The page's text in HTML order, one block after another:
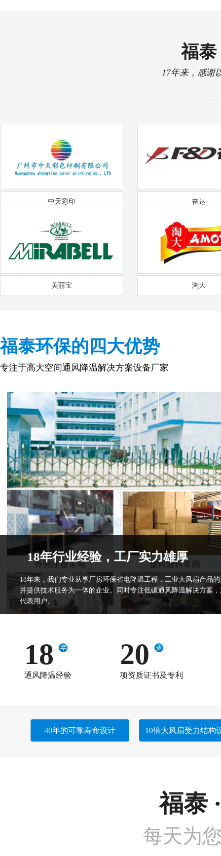
福泰
17年来，感谢
中天彩印 奋达
美丽宝 淘大
福泰环保的四大优势
专注于高大空间通风降温解决方案设备厂家
18年行业经验，工厂实力雄厚
18年来，我们专业从事厂房环保省电降温工程，工业大风扇产品
并提供技术服务为一体的企业。同时专注低碳通风降温解决方案
代表用户。
18 年
通风降温经验
20 多
项资质证书及专利
40年的可靠寿命设计 10倍大风扇受力结构
福泰
每天为